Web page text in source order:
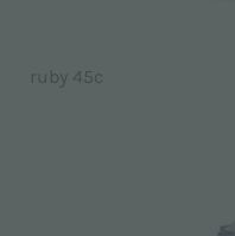
ruby 45c